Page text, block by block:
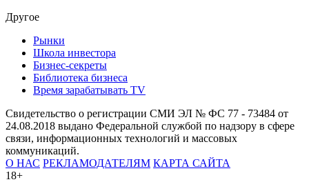
Другое
Рынки
Школа инвестора
Бизнес-секреты
Библиотека бизнеса
Время зарабатывать TV
Свидетельство о регистрации СМИ ЭЛ № ФС 77 - 73484 от
24.08.2018 выдано Федеральной службой по надзору в сфере
связи, информационных технологий и массовых
коммуникаций.
О НАС РЕКЛАМОДАТЕЛЯМ КАРТА САЙТА
18+